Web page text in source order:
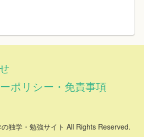
ポリシー・免責事項
独学・勉強サイト All Rights Reserved.